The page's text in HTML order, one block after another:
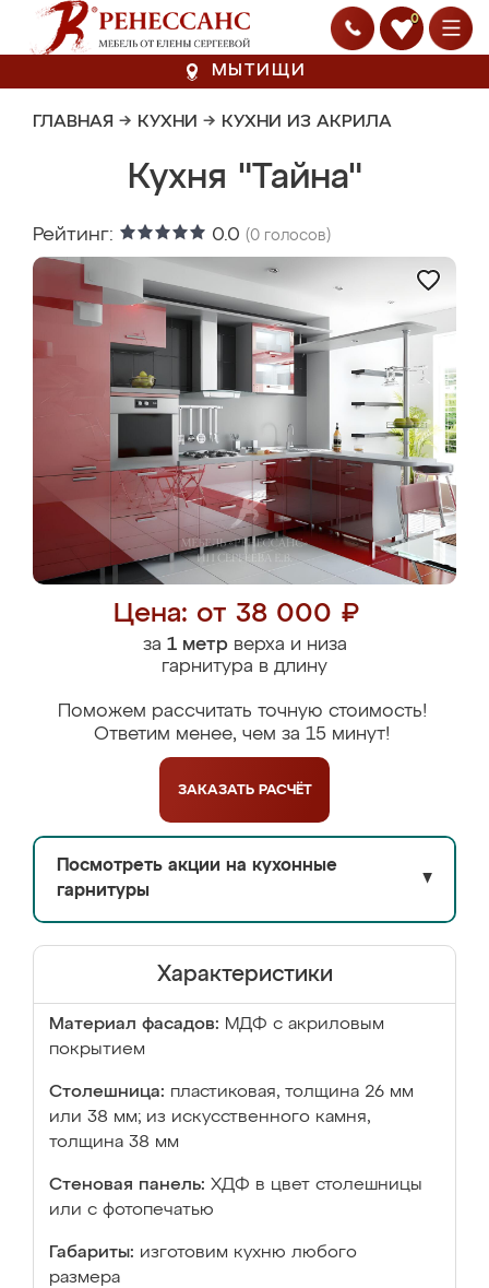
0
МЫТИЩИ
ГЛАВНАЯ → КУХНИ → КУХНИ ИЗ АКРИЛА
Кухня "Тайна"
Рейтинг: 0.0 (0 голосов)
Цена: от 38 000 ₽
за 1 метрверха и низа
гарнитура в длину
Поможем рассчитать точную стоимость!
Ответим менее, чем за 15 минут!
ЗАКАЗАТЬ РАСЧЁТ
Посмотреть акции на кухонные
гарнитуры
▼
Характеристики
Материал фасадов: МДФ с акриловым
покрытием
Столешница: пластиковая, толщина 26 мм
или 38 мм; из искусственного камня,
толщина 38 мм
Стеновая панель: ХДФ в цвет столешницы
или с фотопечатью
Габариты: изготовим кухню любого
размера